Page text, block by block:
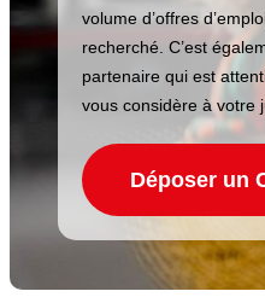
volume d’offres
recherché. C’est
partenaire qui est
vous considère à votre
Déposer un